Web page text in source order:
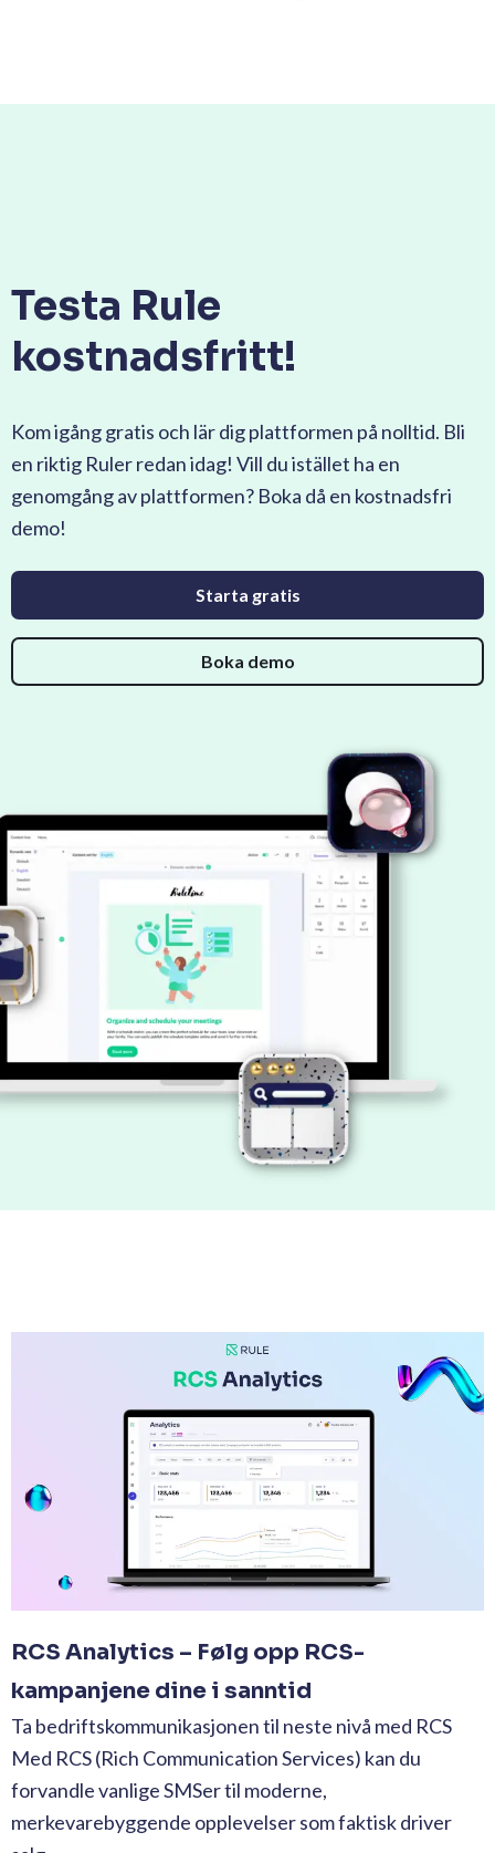
Testa Rule
kostnadsfritt!
Kom igång gratis och lär dig plattformen på nolltid. Bli
en riktig Ruler redan idag! Vill du istället ha en
genomgång av plattformen? Boka då en kostnadsfri
demo!
Starta gratis
Boka demo
RCS Analytics – Følg opp RCS-
kampanjene dine i sanntid
Ta bedriftskommunikasjonen til neste nivå med RCS
Med RCS (Rich Communication Services) kan du
forvandle vanlige SMSer til moderne,
merkevarebyggende opplevelser som faktisk driver